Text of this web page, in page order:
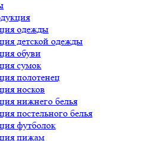
одежды
детской одежды
обуви
сумок
полотенец
носков
нижнего белья
постельного белья
футболок
пижам